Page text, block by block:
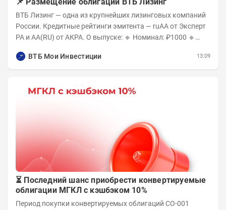
ВТБ Лизинг — одна из крупнейших лизинговых компаний
России. Кредитные рейтинги эмитента — ruAA от Эксперт
РА и AA(RU) от АКРА. О выпуске: 🔹 Номинал: ₽1000 🔹
ВТБ Мои Инвестиции
13:09
⏳ Последний шанс приобрести конвертируемые
облигации МГКЛ с кэшбэком 10%
Период покупки конвертируемых облигаций СО-001